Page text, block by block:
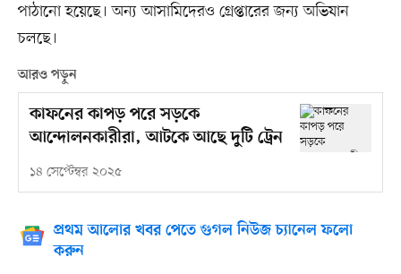
পাঠানো হয়েছে। অন্য আসামিদেরও গ্রেপ্তারের জন্য অভিযান
চলছে।
আরও পড়ুন
কাফনের কাপড় পরে সড়কে
আন্দোলনকারীরা, আটকে আছে দুটি ট্রেন
১৪ সেপ্টেম্বর ২০২৫
প্রথম আলোর খবর পেতে গুগল নিউজ চ্যানেল ফলো
করুন